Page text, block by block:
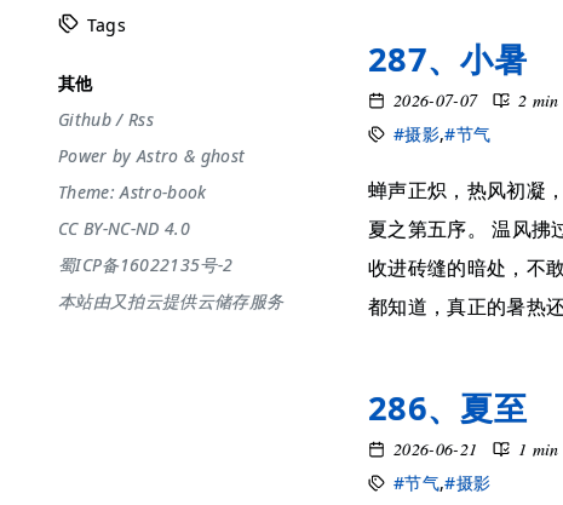
Tags
其他
Github/ Rss
Power byAstro & ghost
Theme:Astro-book
CC BY-NC-ND 4.0
蜀ICP备16022135号-2
本站由又拍云提供云储存服务
287、小暑
2026-07-07
2 min
#摄影,#节气
蝉声正炽，热风初凝
夏之第五序。 温风拂
收进砖缝的暗处，不
都知道，真正的暑热
286、夏至
2026-06-21
1 min
#节气,#摄影